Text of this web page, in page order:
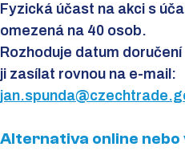
Fyzická účast na akci s
omezená na 40 osob.
Rozhoduje datum
ji zasílat rovnou na e-mail:
Alternativa online nebo